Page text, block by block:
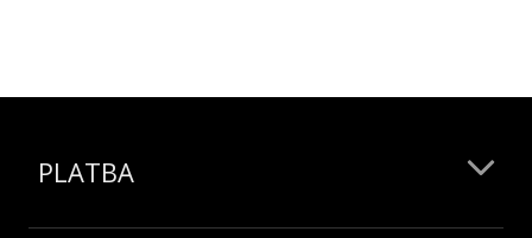
PLATBA